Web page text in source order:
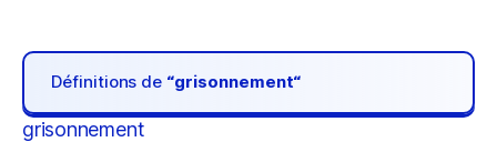
Définitions de “grisonnement“
grisonnement